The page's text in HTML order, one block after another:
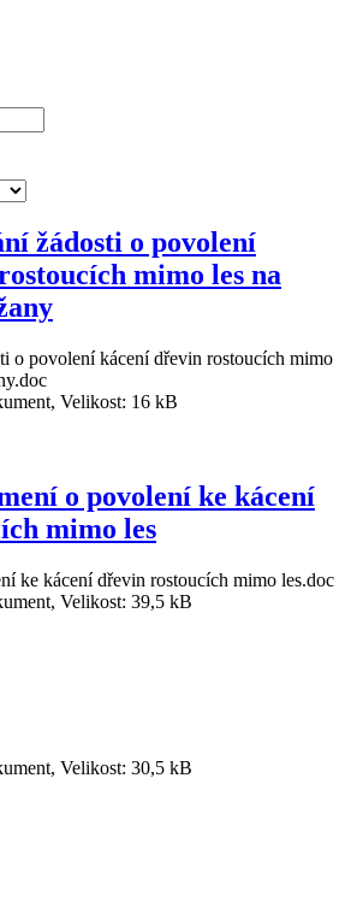
žádosti o povolení
mimo les na
o povolení kácení dřevin rostoucích mimo
Velikost: 16 kB
o povolení ke kácení
mimo les
ke kácení dřevin rostoucích mimo les.doc
Velikost: 39,5 kB
Velikost: 30,5 kB